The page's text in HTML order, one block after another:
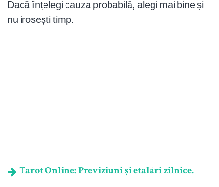
Dacă înțelegi cauza probabilă, alegi mai bine și
nu irosești timp.
Tarot Online: Previziuni și etalări zilnice.